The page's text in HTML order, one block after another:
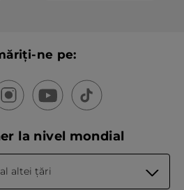
ne pe:
la nivel mondial
altei țări